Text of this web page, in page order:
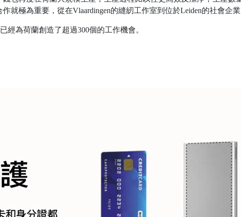
就極為重要，從在Vlaardingen的縫紉工作室到位於Leiden的社會企
經為荷蘭創造了超過300個的工作機會。